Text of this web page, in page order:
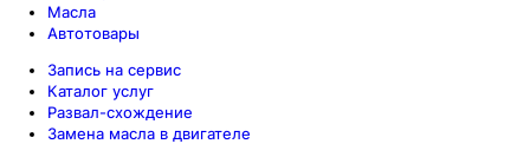
Масла
Автотовары
Запись на сервис
Каталог услуг
Развал-схождение
Замена масла в двигателе